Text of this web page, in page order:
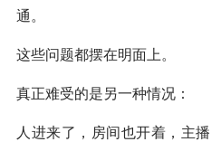
通。
这些问题都摆在明面上。
真正难受的是另一种情况：
人进来了，房间也开着，主